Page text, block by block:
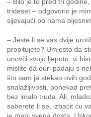
trideset – odgovorio je
sijevajući po nama
– Jeste li se vas dvije
propitujete? Umjesto da
unovči svoju ljepotu, vi
mislite da euri padaju s
što sam ja stekao ovih
snalažljivosti, ponekad
bez imalo truda. Ali,
saberete li se, izbacit ću